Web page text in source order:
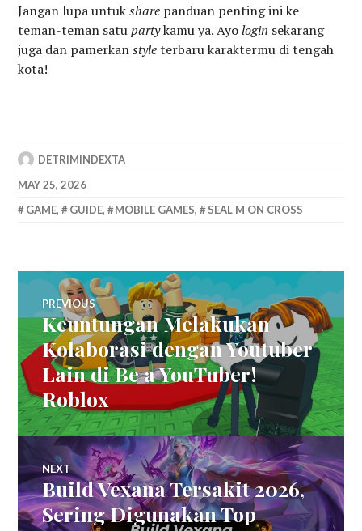
Jangan lupa untukshare panduan penting ini ke
teman-teman satupartykamu ya. Ayologin sekarang
juga dan pamerkanstyleterbaru karaktermu di tengah
kota!
DETRIMINDEXTA
MAY 25, 2026
GAME, GUIDE, MOBILE GAMES, SEAL M ON CROSS
Post
navigation
PREVIOUS
Previous
post:
Keuntungan Melakukan
Kolaborasi dengan Youtuber
Lain di Be a YouTuber!
Roblox
NEXT
Next
post:
Build Vexana Tersakit 2026,
Sering Digunakan Top